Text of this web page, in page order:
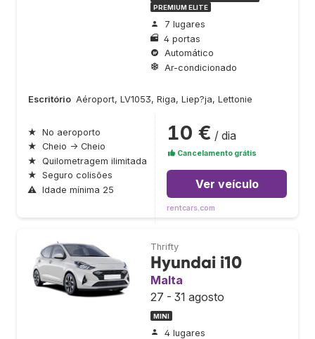
PREMIUM ELITE
7 lugares
4 portas
Automático
Ar-condicionado
Escritório Aéroport, LV1053, Riga, Liep?ja, Lettonie
★ No aeroporto
★ Cheio → Cheio
★ Quilometragem ilimitada
★ Seguro colisões
⚠ Idade mínima 25
10 € / dia
Cancelamento grátis
Ver veículo
rentcars.com
Thrifty
Hyundai i10
Malta
27 - 31 agosto
MINI
4 lugares